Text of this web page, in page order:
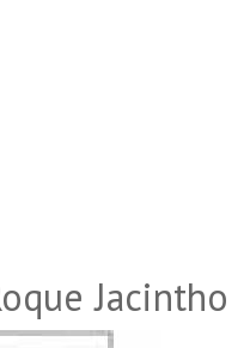
Jacintho